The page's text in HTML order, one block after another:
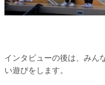
インタビューの後は、みん
い遊びをします。